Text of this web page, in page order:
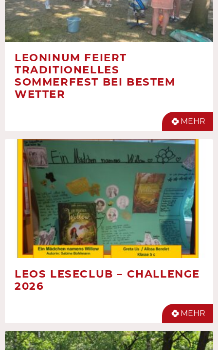
LEONINUM FEIERT
TRADITIONELLES
SOMMERFEST BEI BESTEM
WETTER
MEHR
LEOS LESECLUB – CHALLENGE
2026
MEHR